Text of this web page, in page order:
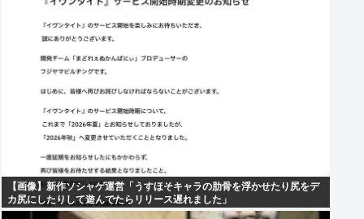
【画像】新作ソシャゲ運営「うすほそキャラの肋骨を浮かせたり尻をデ
カ尻にしたりして遊んでたらリリース遅れました」